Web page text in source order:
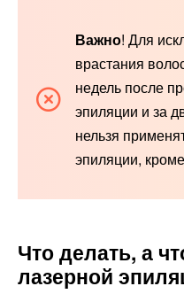
Важно! Для
врастания
недель после
эпиляции и за
нельзя
эпиляции,
Что делать, а
лазерной